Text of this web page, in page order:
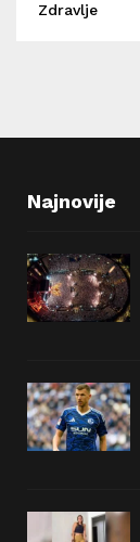
Zdravlje
Najnovije